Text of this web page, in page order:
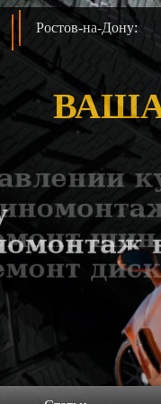
Ростов-на-Дону: